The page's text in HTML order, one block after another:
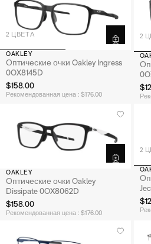
2 ЦВЕТА
OAKLEY
Оптические очки Oakley Ingress
0OX8145D
$158.00
Рекомендованная цена : $176.00
2
OAKLEY
Оптические очки Oakley
Dissipate 0OX8062D
$158.00
Рекомендованная цена : $176.00
2